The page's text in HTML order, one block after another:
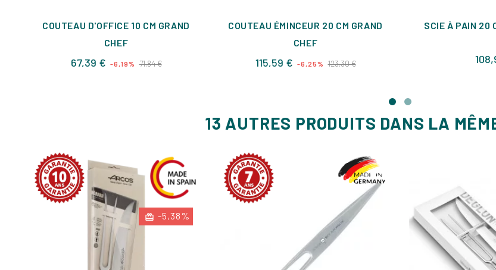
COUTEAU D'OFFICE 10 CM GRAND
CHEF
67,39 € Prix
-6,19% 71,84 €Prix
COUTEAU ÉMINCEUR 20 CM GRAND
CHEF
115,59 € Prix
-6,25% 123,30 €Prix
SCIE À PAIN 20
13 AUTRES PRODUITS DANS LA
-5,38%